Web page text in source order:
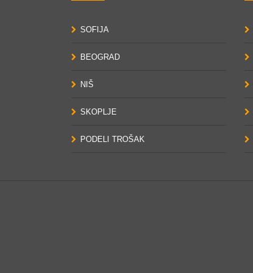
SOFIJA
BEOGRAD
NIŠ
SKOPLJE
PODELI TROŠAK